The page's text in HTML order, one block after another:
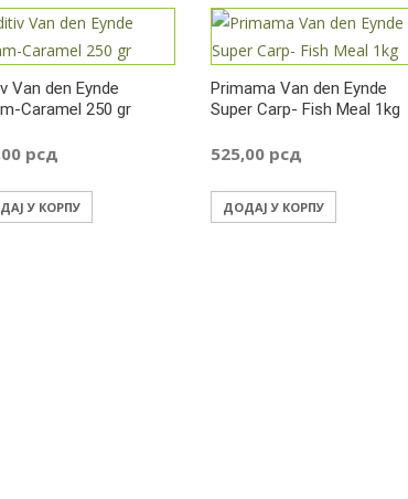
Van den Eynde
Caramel 250 gr
рсд
У КОРПУ
Primama Van den Eynde
Super Carp- Fish Meal 1kg
525,00 рсд
ДОДАЈ У КОРПУ